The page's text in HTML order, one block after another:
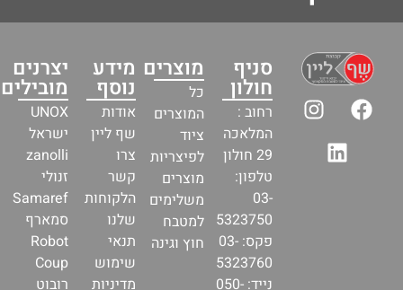
סניף
חולון
רחוב :
המלאכה
29 חולון
טלפון:
03-
5323750
פקס: 03-
5323760
נייד: 050-
מוצרים
כל
המוצרים
ציוד
לפיצריות
מוצרים
משלימים
למטבח
חוץ וגינה
מידע
נוסף
אודות
שף ליין
צרו
קשר
הלקוחות
שלנו
תנאי
שימוש
מדיניות
יצרנים
מובילים
UNOX
ישראל
zanolli
זנולי
Samaref
סמארף
Robot
Coup
רובוט